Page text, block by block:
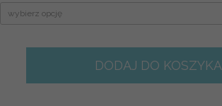
DODAJ DO KOSZYKA